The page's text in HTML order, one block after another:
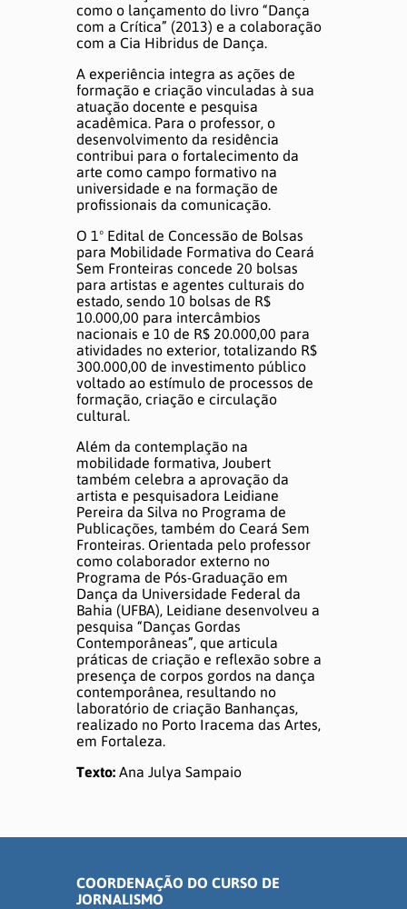
como o lançamento do livro “Dança
com a Crítica” (2013) e a colaboração
com a Cia Hibridus de Dança.
A experiência integra as ações de
formação e criação vinculadas à sua
atuação docente e pesquisa
acadêmica. Para o professor, o
desenvolvimento da residência
contribui para o fortalecimento da
arte como campo formativo na
universidade e na formação de
profissionais da comunicação.
O 1º Edital de Concessão de Bolsas
para Mobilidade Formativa do Ceará
Sem Fronteiras concede 20 bolsas
para artistas e agentes culturais do
estado, sendo 10 bolsas de R$
10.000,00 para intercâmbios
nacionais e 10 de R$ 20.000,00 para
atividades no exterior, totalizando R$
300.000,00 de investimento público
voltado ao estímulo de processos de
formação, criação e circulação
cultural.
Além da contemplação na
mobilidade formativa, Joubert
também celebra a aprovação da
artista e pesquisadora Leidiane
Pereira da Silva no Programa de
Publicações, também do Ceará Sem
Fronteiras. Orientada pelo professor
como colaborador externo no
Programa de Pós-Graduação em
Dança da Universidade Federal da
Bahia (UFBA), Leidiane desenvolveu a
pesquisa “Danças Gordas
Contemporâneas”, que articula
práticas de criação e reflexão sobre a
presença de corpos gordos na dança
contemporânea, resultando no
laboratório de criação Banhanças,
realizado no Porto Iracema das Artes,
em Fortaleza.
Texto: Ana Julya Sampaio
COORDENAÇÃO DO CURSO DE
JORNALISMO